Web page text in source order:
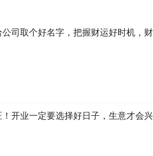
司取个好名字，把握财运好时机，财
开业一定要选择好日子，生意才会